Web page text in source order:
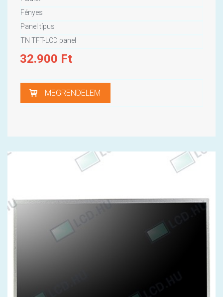
Fényes
Panel típus
TN TFT-LCD panel
32.900 Ft
MEGRENDELEM